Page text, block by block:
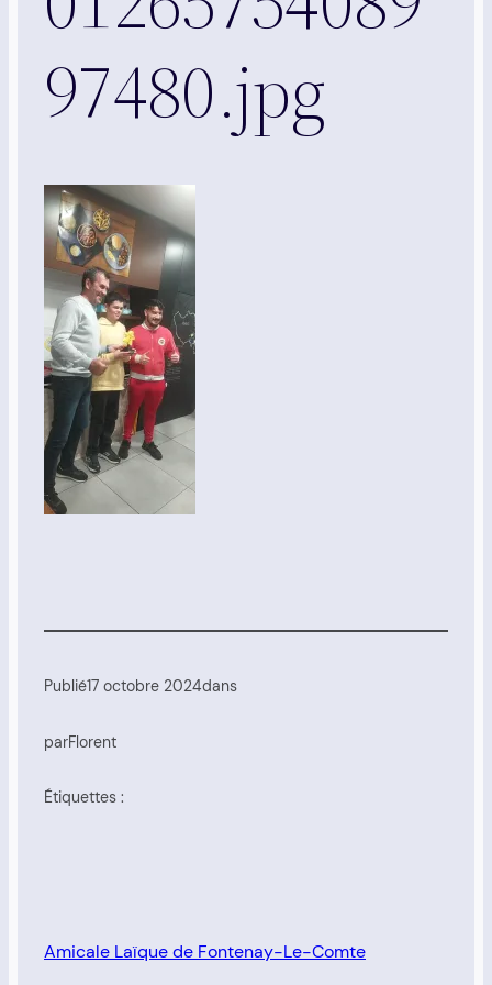
97480.jpg
Publié17 octobre 2024dans
parFlorent
Étiquettes :
Amicale Laïque de Fontenay-Le-Comte